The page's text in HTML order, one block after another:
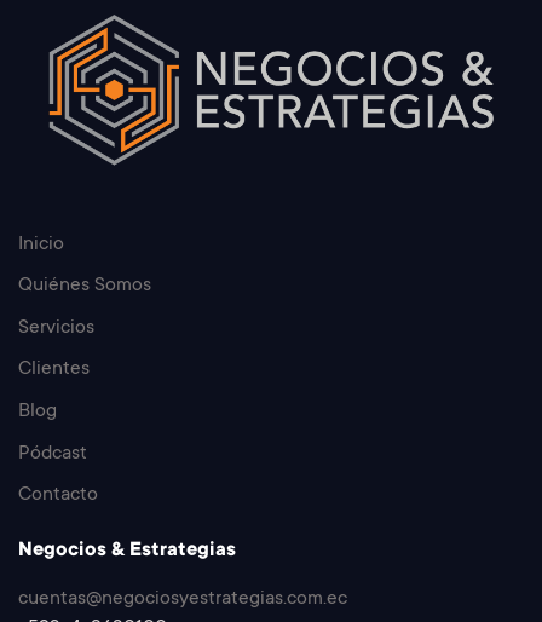
Inicio
Quiénes Somos
Servicios
Clientes
Blog
Pódcast
Contacto
Negocios & Estrategias
cuentas@negociosyestrategias.com.ec